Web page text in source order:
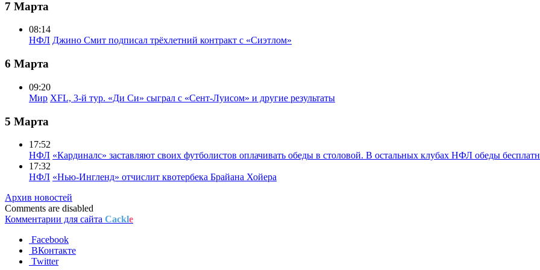
7 Марта
08:14
НФЛ Джино Смит подписал трёхлетний контракт с «Сиэтлом»
6 Марта
09:20
Мир XFL, 3-й тур. «Ди Си» сыграл с «Сент-Луисом» и другие результаты
5 Марта
17:52
НФЛ «Кардиналс» заставляют своих футболистов оплачивать обеды в столовой. В остальных клубах НФЛ обеды
17:32
НФЛ «Нью-Ингленд» отчислит квотербека Брайана Хойера
Архив новостей
Comments are disabled
Комментарии для сайта Cackle
Facebook
ВКонтакте
Twitter